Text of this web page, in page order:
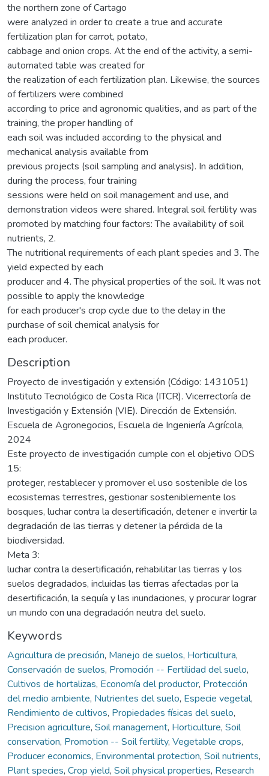
the northern zone of Cartago
were analyzed in order to create a true and accurate
fertilization plan for carrot, potato,
cabbage and onion crops. At the end of the activity, a semi-
automated table was created for
the realization of each fertilization plan. Likewise, the sources
of fertilizers were combined
according to price and agronomic qualities, and as part of the
training, the proper handling of
each soil was included according to the physical and
mechanical analysis available from
previous projects (soil sampling and analysis). In addition,
during the process, four training
sessions were held on soil management and use, and
demonstration videos were shared. Integral soil fertility was
promoted by matching four factors: The availability of soil
nutrients, 2.
The nutritional requirements of each plant species and 3. The
yield expected by each
producer and 4. The physical properties of the soil. It was not
possible to apply the knowledge
for each producer's crop cycle due to the delay in the
purchase of soil chemical analysis for
each producer.
Description
Proyecto de investigación y extensión (Código: 1431051)
Instituto Tecnológico de Costa Rica (ITCR). Vicerrectoría de
Investigación y Extensión (VIE). Dirección de Extensión.
Escuela de Agronegocios, Escuela de Ingeniería Agrícola,
2024
Este proyecto de investigación cumple con el objetivo ODS
15:
proteger, restablecer y promover el uso sostenible de los
ecosistemas terrestres, gestionar sosteniblemente los
bosques, luchar contra la desertificación, detener e invertir la
degradación de las tierras y detener la pérdida de la
biodiversidad.
Meta 3:
luchar contra la desertificación, rehabilitar las tierras y los
suelos degradados, incluidas las tierras afectadas por la
desertificación, la sequía y las inundaciones, y procurar lograr
un mundo con una degradación neutra del suelo.
Keywords
Agricultura de precisión, Manejo de suelos, Horticultura,
Conservación de suelos, Promoción -- Fertilidad del suelo,
Cultivos de hortalizas, Economía del productor, Protección
del medio ambiente, Nutrientes del suelo, Especie vegetal,
Rendimiento de cultivos, Propiedades físicas del suelo,
Precision agriculture, Soil management, Horticulture, Soil
conservation, Promotion -- Soil fertility, Vegetable crops,
Producer economics, Environmental protection, Soil nutrients,
Plant species, Crop yield, Soil physical properties, Research